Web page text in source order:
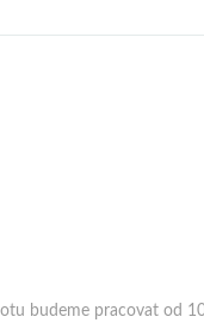
budeme pracovat od